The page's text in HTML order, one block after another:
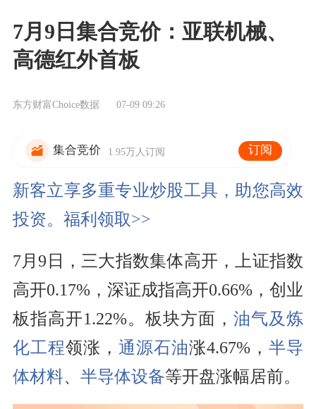
7月9日集合竞价：亚联机械、
高德红外首板
东方财富Choice数据 07-09 09:26
集合竞价 1.95万人订阅 订阅
新客立享多重专业炒股工具，助您高效
投资。福利领取>>
7月9日，三大指数集体高开，上证指数
高开0.17%，深证成指高开0.66%，创业
板指高开1.22%。板块方面，油气及炼
化工程领涨， 通源石油涨4.67%，半导
体材料、 半导体设备等开盘涨幅居前。